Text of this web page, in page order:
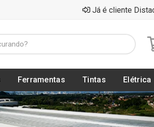
Já é cliente
Ferramentas Tintas Elétrica